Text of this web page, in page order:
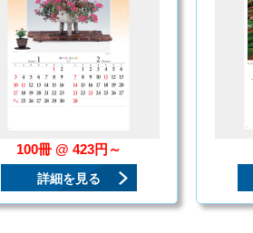
100冊 @ 423円～
詳細を見る